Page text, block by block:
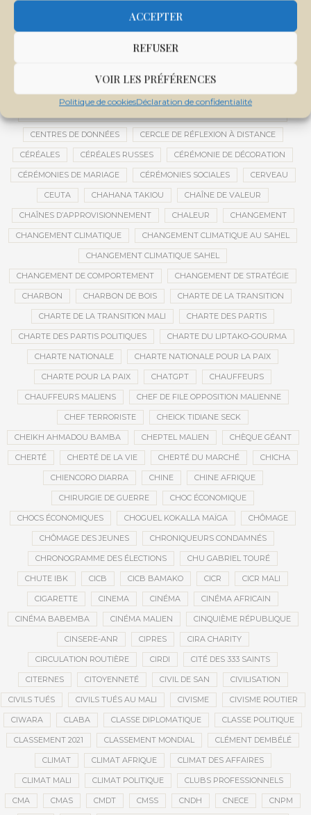
ACCEPTER
REFUSER
VOIR LES PRÉFÉRENCES
Politique de cookiesDéclaration de confidentialité
CENTRALE SOLAIRE DE SANANKOROBA
CENTRE D'INTELLIGENCE ARTIFICIELLE
CENTRE DE SANTÉ COMMUNAUTAIRE
CENTRE INTERNATIONAL DE CONFÉRENCES DE BAMAKO
CENTRE MALI
CENTRES DE DONNÉES CERCLE DE RÉFLEXION À DISTANCE
CÉRÉALES CÉRÉALES RUSSES CÉRÉMONIE DE DÉCORATION
CÉRÉMONIES DE MARIAGE CÉRÉMONIES SOCIALES CERVEAU
CEUTA CHAHANA TAKIOU CHAÎNE DE VALEUR
CHAÎNES D’APPROVISIONNEMENT CHALEUR CHANGEMENT
CHANGEMENT CLIMATIQUE CHANGEMENT CLIMATIQUE AU SAHEL
CHANGEMENT CLIMATIQUE SAHEL
CHANGEMENT DE COMPORTEMENT CHANGEMENT DE STRATÉGIE
CHARBON CHARBON DE BOIS CHARTE DE LA TRANSITION
CHARTE DE LA TRANSITION MALI CHARTE DES PARTIS
CHARTE DES PARTIS POLITIQUES CHARTE DU LIPTAKO-GOURMA
CHARTE NATIONALE CHARTE NATIONALE POUR LA PAIX
CHARTE POUR LA PAIX CHATGPT CHAUFFEURS
CHAUFFEURS MALIENS CHEF DE FILE OPPOSITION MALIENNE
CHEF TERRORISTE CHEICK TIDIANE SECK
CHEIKH AHMADOU BAMBA CHEPTEL MALIEN CHÈQUE GÉANT
CHERTÉ CHERTÉ DE LA VIE CHERTÉ DU MARCHÉ CHICHA
CHIENCORO DIARRA CHINE CHINE AFRIQUE
CHIRURGIE DE GUERRE CHOC ÉCONOMIQUE
CHOCS ÉCONOMIQUES CHOGUEL KOKALLA MAÏGA CHÔMAGE
CHÔMAGE DES JEUNES CHRONIQUEURS CONDAMNÉS
CHRONOGRAMME DES ÉLECTIONS CHU GABRIEL TOURÉ
CHUTE IBK CICB CICB BAMAKO CICR CICR MALI
CIGARETTE CINEMA CINÉMA CINÉMA AFRICAIN
CINÉMA BABEMBA CINÉMA MALIEN CINQUIÈME RÉPUBLIQUE
CINSERE-ANR CIPRES CIRA CHARITY
CIRCULATION ROUTIÈRE CIRDI CITÉ DES 333 SAINTS
CITERNES CITOYENNETÉ CIVIL DE SAN CIVILISATION
CIVILS TUÉS CIVILS TUÉS AU MALI CIVISME CIVISME ROUTIER
CIWARA CLABA CLASSE DIPLOMATIQUE CLASSE POLITIQUE
CLASSEMENT 2021 CLASSEMENT MONDIAL CLÉMENT DEMBÉLÉ
CLIMAT CLIMAT AFRIQUE CLIMAT DES AFFAIRES
CLIMAT MALI CLIMAT POLITIQUE CLUBS PROFESSIONNELS
CMA CMAS CMDT CMSS CNDH CNECE CNPM